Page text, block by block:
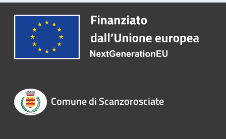
Comune di Scanzorosciate